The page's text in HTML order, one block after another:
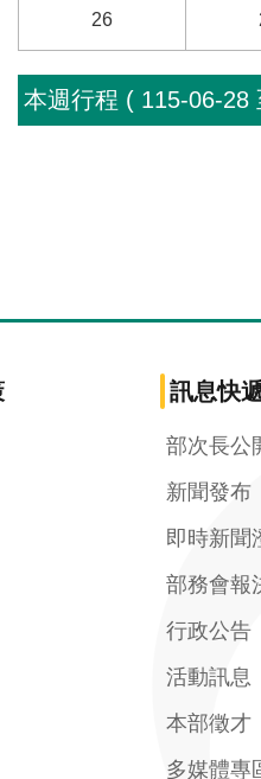
26
本週行程 ( 115-06-28
訊息快
部次長公
新聞發布
即時新聞
部務會報
行政公告
活動訊息
本部徵才
多媒體專